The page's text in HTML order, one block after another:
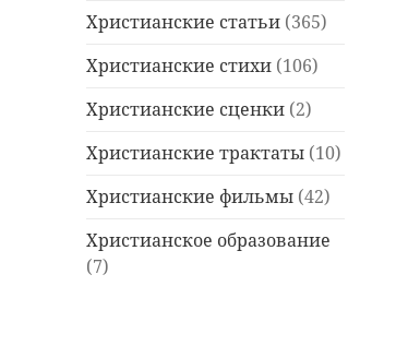
Христианские статьи (365)
Христианские стихи (106)
Христианские сценки (2)
Христианские трактаты (10)
Христианские фильмы (42)
Христианское образование
(7)